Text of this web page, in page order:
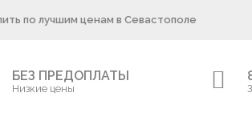
по лучшим ценам в Севастополе
БЕЗ ПРЕДОПЛАТЫ
Низкие цены